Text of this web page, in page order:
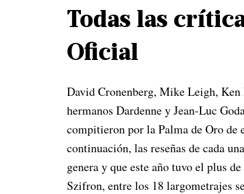
Todas las
Oficial
David Cronenberg, Mike Leigh,
hermanos Dardenne y Jean-Luc
compitieron por la Palma de Oro
continuación, las reseñas de cada
genera y que este año tuvo el plus
Szifron, entre los 18 largometrajes